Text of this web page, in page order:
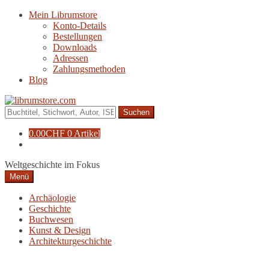
Navigation
Zum
Mein Librumstore
Konto-Details
Bestellungen
Downloads
Adressen
Zahlungsmethoden
Blog
Suche
nach:
0.00CHF 0 Artikel
Weltgeschichte im Fokus
Menü
Archäologie
Geschichte
Buchwesen
Kunst & Design
Architekturgeschichte